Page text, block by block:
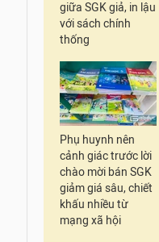
giữa SGK giả, in lậu
với sách chính
thống
Phụ huynh nên
cảnh giác trước lời
chào mời bán SGK
giảm giá sâu, chiết
khấu nhiều từ
mạng xã hội